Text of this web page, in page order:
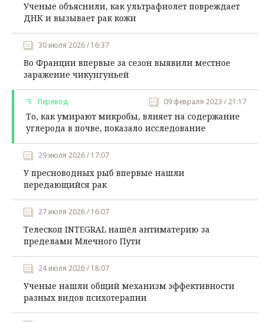
Ученые объяснили, как ультрафиолет повреждает
ДНК и вызывает рак кожи
30 июля 2026 / 16:37
Во Франции впервые за сезон выявили местное
заражение чикунгуньей
Перевод 09 февраля 2023 / 21:17
То, как умирают микробы, влияет на содержание
углерода в почве, показало исследование
29 июля 2026 / 17:07
У пресноводных рыб впервые нашли
передающийся рак
27 июля 2026 / 16:07
Телескоп INTEGRAL нашёл антиматерию за
пределами Млечного Пути
24 июля 2026 / 18:07
Ученые нашли общий механизм эффективности
разных видов психотерапии